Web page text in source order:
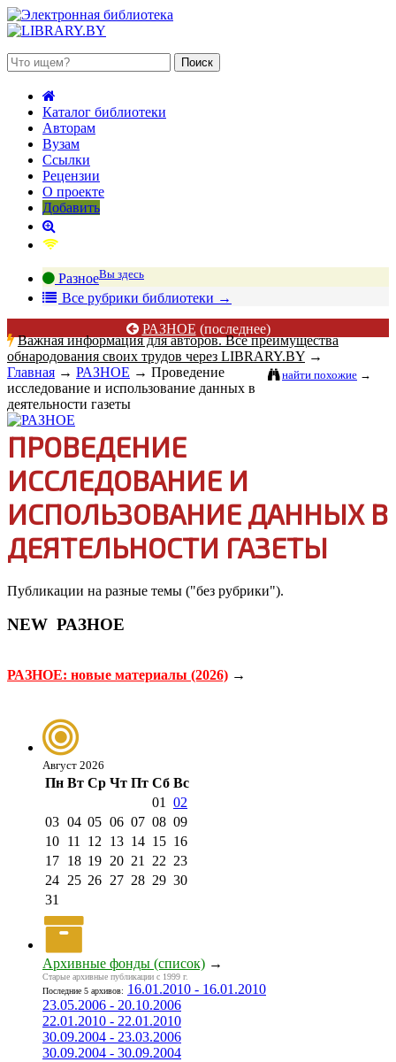
Каталог библиотеки
Авторам
Вузам
Ссылки
Рецензии
О проекте
Добавить
РазноеВы здесь
Все рубрики библиотеки →
РАЗНОЕ (последнее)
Важная информация для авторов. Все преимущества
обнародования своих трудов через LIBRARY.BY →
найти похожие →
Главная → РАЗНОЕ → Проведение
исследование и использование данных в
деятельности газеты
ПРОВЕДЕНИЕ
ИССЛЕДОВАНИЕ И
ИСПОЛЬЗОВАНИЕ ДАННЫХ В
ДЕЯТЕЛЬНОСТИ ГАЗЕТЫ
Публикации на разные темы ("без рубрики").
NEW РАЗНОЕ
РАЗНОЕ: новые материалы (2026) →
Август 2026
Пн Вт Ср Чт Пт Сб Вс
01
02
03 04 05 06 07 08 09
10 11 12 13 14 15 16
17 18 19 20 21 22 23
24 25 26 27 28 29 30
31
Архивные фонды (список) →
Старые архивные публикации с 1999 г.
Последние 5 архивов: 16.01.2010 - 16.01.2010
23.05.2006 - 20.10.2006
22.01.2010 - 22.01.2010
30.09.2004 - 23.03.2006
30.09.2004 - 30.09.2004